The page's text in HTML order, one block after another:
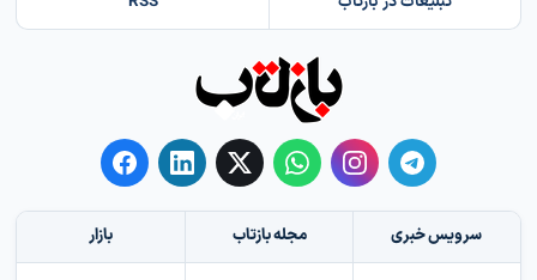
سرویس خبری مجله بازتاب بازار